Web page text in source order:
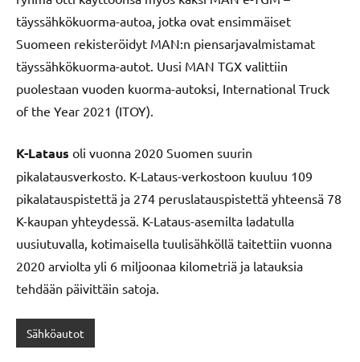
täyssähkökuorma-autoa, jotka ovat ensimmäiset
Suomeen rekisteröidyt MAN:n piensarjavalmistamat
täyssähkökuorma-autot. Uusi MAN TGX valittiin
puolestaan vuoden kuorma-autoksi, International Truck
of the Year 2021 (ITOY).
K-Lataus oli vuonna 2020 Suomen suurin
pikalatausverkosto. K-Lataus-verkostoon kuuluu 109
pikalatauspistettä ja 274 peruslatauspistettä yhteensä 78
K-kaupan yhteydessä. K-Lataus-asemilta ladatulla
uusiutuvalla, kotimaisella tuulisähköllä taitettiin vuonna
2020 arviolta yli 6 miljoonaa kilometriä ja latauksia
tehdään päivittäin satoja.
Sähköautot